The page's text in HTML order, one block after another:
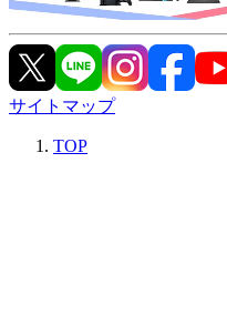
サイトマップ
TOP